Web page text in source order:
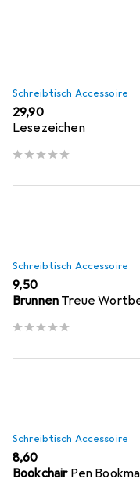
Schreibtisch Accessoire
EUR
29,90
Lesezeichen
Schreibtisch Accessoire
EUR
9,50
Brunnen Treue
Schreibtisch Accessoire
EUR
8,60
Bookchair Pen